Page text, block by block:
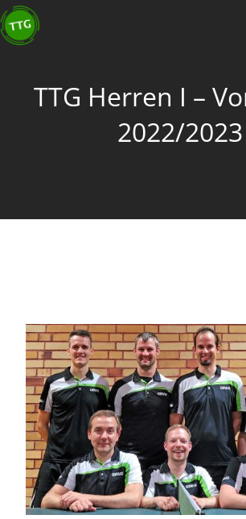
TTG Herren I –
2022/2023